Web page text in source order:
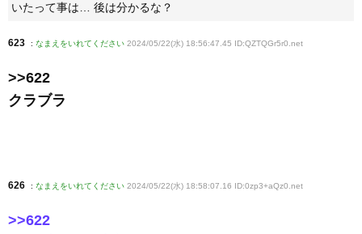
いたって事は… 後は分かるな？
623 : なまえをいれてください 2024/05/22(水) 18:56:47.45 ID:QZTQGr5r0 .net
>>622
クラブラ
626 : なまえをいれてください 2024/05/22(水) 18:58:07.16 ID:0zp3+aQz0.net
>>622